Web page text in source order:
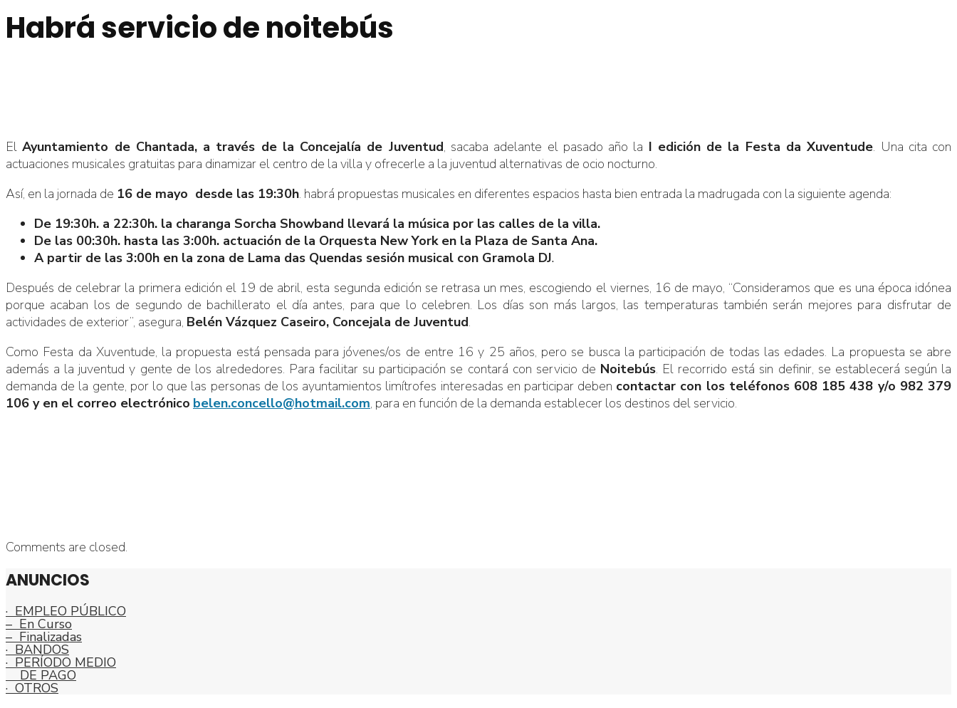
Habrá servicio de noitebús
ElAyuntamiento de Chantada, a través de la Concejalía de Juventud, sacaba adelante el pasado año la I edición de la Festa da Xuventude. Una cita con
actuaciones musicales gratuitas para dinamizar el centro de la villa y ofrecerle a la juventud alternativas de ocio nocturno.
Así, en la jornada de 16 de mayo desde las 19:30h. habrá propuestas musicales en diferentes espacios hasta bien entrada la madrugada con la siguiente agenda:
De 19:30h. a 22:30h. la charanga Sorcha Showband llevará la música por las calles de la villa.
De las 00:30h. hasta las 3:00h. actuación de la Orquesta New York en la Plaza de Santa Ana.
A partir de las 3:00h en la zona de Lama das Quendas sesión musical con Gramola DJ.
Después de celebrar la primera edición el 19 de abril, esta segunda edición se retrasa un mes, escogiendo el viernes, 16 de mayo, “Consideramos que es una época idónea
porque acaban los de segundo de bachillerato el día antes, para que lo celebren. Los días son más largos, las temperaturas también serán mejores para disfrutar de
actividades de exterior”, asegura, Belén Vázquez Caseiro, Concejala de Juventud.
Como Festa da Xuventude, la propuesta está pensada para jóvenes/os de entre 16 y 25 años, pero se busca la participación de todas las edades. La propuesta se abre
además a la juventud y gente de los alrededores. Para facilitar su participación se contará con servicio de Noitebús. El recorrido está sin definir, se establecerá según la
demanda de la gente, por lo que las personas de los ayuntamientos limítrofes interesadas en participar deben contactar con los teléfonos 608 185 438 y/o 982 379
106 y en el correo electrónico belen.concello@hotmail.com, para en función de la demanda establecer los destinos del servicio.
Comments are closed.
ANUNCIOS
· EMPLEO PÚBLICO
– En Curso
– Finalizadas
· BANDOS
· PERÍODO MEDIO
DE PAGO
· OTROS